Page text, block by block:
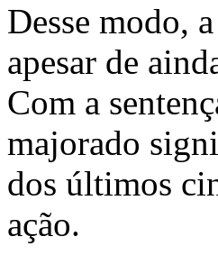
Desse modo,
apesar de
Com a
majorado
dos últimos
ação.